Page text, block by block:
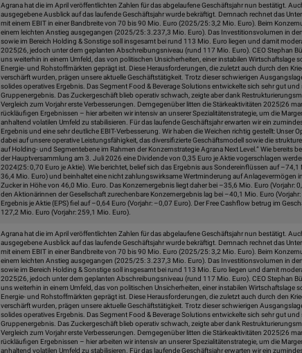
Agrana hat die im April veröffentlichten Zahlen für das abgelaufene Geschäftsjahr nun bestätigt.
ausgegebene Ausblick auf das laufende Geschäftsjahr wurde bekräftigt. Demnach rechnet das
mit einem EBIT in einer Bandbreite von 70 bis 90 Mio. Euro (2025/25: 3,2 Mio. Euro). Beim
einem leichten Anstieg ausgegangen (2025/25: 3.237,3 Mio. Euro). Das Investitionsvolumen in
sowie im Bereich Holding & Sonstige soll insgesamt bei rund 113 Mio. Euro liegen und damit
2025|26, jedoch unter dem geplanten Abschreibungsniveau (rund 117 Mio. Euro). CEO Stephan
uns weiterhin in einem Umfeld, das von politischen Unsicherheiten, einer instabilen Wirtschaftslage
Energie- und Rohstoffmärkten geprägt ist. Diese Herausforderungen, die zuletzt auch durch den
verschärft wurden, prägen unsere aktuelle Geschäftstätigkeit. Trotz dieser schwierigen
solides operatives Ergebnis. Das Segment Food & Beverage Solutions entwickelte sich sehr gut und
Gruppenergebnis. Das Zuckergeschäft blieb operativ schwach, zeigte aber dank
Vergleich zum Vorjahr erste Verbesserungen. Demgegenüber litten die Stärkeaktivitäten 2025|26
rückläufigen Ergebnissen – hier arbeiten wir intensiv an unserer Spezialitätenstrategie, um die
anhaltend volatilen Umfeld zu stabilisieren. Für das laufende Geschäftsjahr erwarten wir ein
Ergebnis und eine sehr deutliche EBIT-Verbesserung. Wir haben die Weichen richtig gestellt: Unser
dabei auf unsere operative Leistungsfähigkeit, das diversifizierte Geschäftsmodell sowie die
auf Holding- und Segmentebene im Rahmen der Konzernstrategie Agrana Next Level.“ Wie bereits
der Hauptversammlung am 3. Juli 2026 eine Dividende von 0,35 Euro je Aktie vogerschlagen
2024|25: 0,70 Euro je Aktie). Wie berichtet, belief sich das Ergebnis aus Sondereinflüssen auf –74,1
36,4 Mio. Euro) und beinhaltet eine nicht zahlungswirksame Wertminderung auf Anlagevermögen
Zucker in Höhe von 46,0 Mio. Euro. Das Konzernergebnis liegt daher bei –35,6 Mio. Euro (Vorjahr:
den Aktionärinnen der Gesellschaft zurechenbare Konzernergebnis lag bei –40,1 Mio. Euro
Ergebnis je Aktie (EPS) fiel auf –0,64 Euro (Vorjahr: –0,07 Euro). Der Free Cashflow betrug im
127,2 Mio. Euro (Vorjahr: 259,1 Mio. Euro).
Agrana hat die im April veröffentlichten Zahlen für das abgelaufene Geschäftsjahr nun bestätigt.
ausgegebene Ausblick auf das laufende Geschäftsjahr wurde bekräftigt. Demnach rechnet das
mit einem EBIT in einer Bandbreite von 70 bis 90 Mio. Euro (2025/25: 3,2 Mio. Euro). Beim
einem leichten Anstieg ausgegangen (2025/25: 3.237,3 Mio. Euro). Das Investitionsvolumen in
sowie im Bereich Holding & Sonstige soll insgesamt bei rund 113 Mio. Euro liegen und damit
2025|26, jedoch unter dem geplanten Abschreibungsniveau (rund 117 Mio. Euro). CEO Stephan
uns weiterhin in einem Umfeld, das von politischen Unsicherheiten, einer instabilen Wirtschaftslage
Energie- und Rohstoffmärkten geprägt ist. Diese Herausforderungen, die zuletzt auch durch den
verschärft wurden, prägen unsere aktuelle Geschäftstätigkeit. Trotz dieser schwierigen
solides operatives Ergebnis. Das Segment Food & Beverage Solutions entwickelte sich sehr gut und
Gruppenergebnis. Das Zuckergeschäft blieb operativ schwach, zeigte aber dank
Vergleich zum Vorjahr erste Verbesserungen. Demgegenüber litten die Stärkeaktivitäten 2025|26
rückläufigen Ergebnissen – hier arbeiten wir intensiv an unserer Spezialitätenstrategie, um die
anhaltend volatilen Umfeld zu stabilisieren. Für das laufende Geschäftsjahr erwarten wir ein